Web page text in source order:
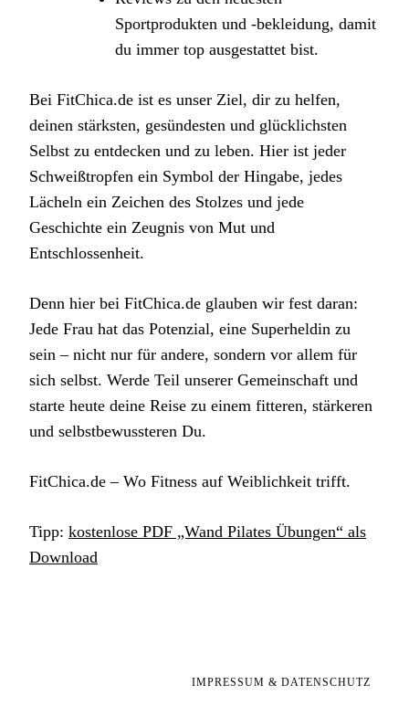
Sportprodukten und -bekleidung, damit
du immer top ausgestattet bist.
Bei FitChica.de ist es unser Ziel, dir zu helfen,
deinen stärksten, gesündesten und glücklichsten
Selbst zu entdecken und zu leben. Hier ist jeder
Schweißtropfen ein Symbol der Hingabe, jedes
Lächeln ein Zeichen des Stolzes und jede
Geschichte ein Zeugnis von Mut und
Entschlossenheit.
Denn hier bei FitChica.de glauben wir fest daran:
Jede Frau hat das Potenzial, eine Superheldin zu
sein – nicht nur für andere, sondern vor allem für
sich selbst. Werde Teil unserer Gemeinschaft und
starte heute deine Reise zu einem fitteren, stärkeren
und selbstbewussteren Du.
FitChica.de – Wo Fitness auf Weiblichkeit trifft.
Tipp: kostenlose PDF „Wand Pilates Übungen“ als
Download
IMPRESSUM & DATENSCHUTZ